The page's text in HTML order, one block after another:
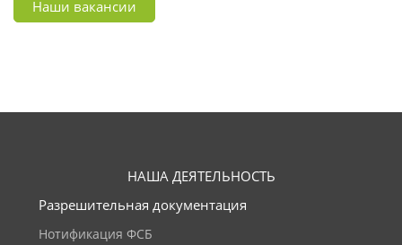
Наши вакансии
НАША ДЕЯТЕЛЬНОСТЬ
Разрешительная документация
Нотификация ФСБ